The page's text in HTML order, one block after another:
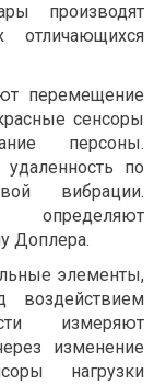
производят
отличающихся
перемещение
сенсоры
персоны.
по
вибрации.
Доплера.
элементы,
воздействием
измеряют
изменение
нагрузки